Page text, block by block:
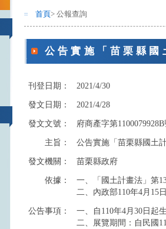
::: 首頁> 公報查詢
公告實施「苗栗縣國
刊登日期：
2021/4/30
發文日期：
2021/4/28
發文文號：
府商產字第
主旨：
公告實施「苗栗縣國土計
發文機關：
苗栗縣政府
依據：
一、「國土計畫法」第13
二、內政部110年4月15
公告事項：
一、自110年4月30日起生
二、展覽期間：自民國